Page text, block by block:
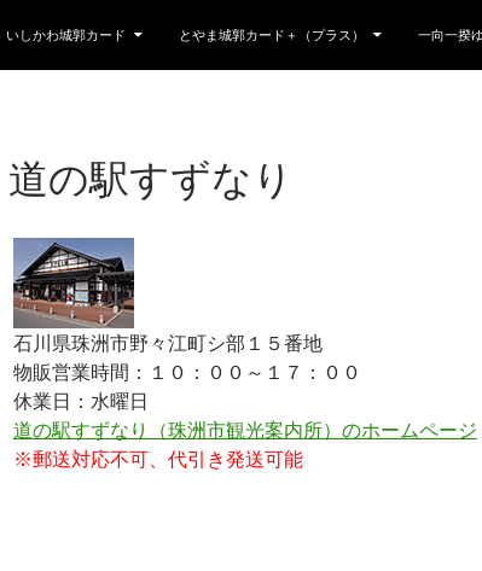
いしかわ城郭カード とやま城郭カード＋（プラス） 一向一揆
道の駅すずなり
石川県珠洲市野々江町シ部１５番地
物販営業時間：１０：００～１７：００
休業日：水曜日
道の駅すずなり（珠洲市観光案内所）のホームページ
※郵送対応不可、代引き発送可能